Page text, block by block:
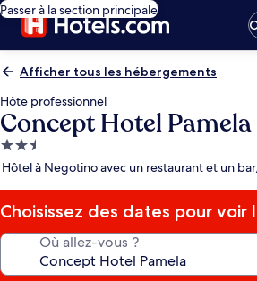
Passer à la section principale
Afficher tous les hébergements
Hôte professionnel
Concept Hotel Pamela
Hébergement
2.5 étoiles
Hôtel à Negotino avec un restaurant et un
Choisissez des dates pour voir
Où allez-vous ?